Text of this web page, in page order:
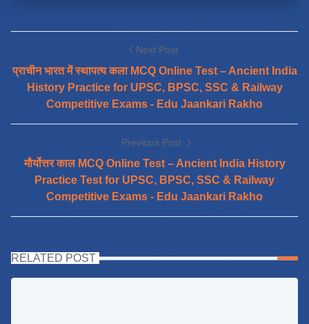
Next Post
प्राचीन भारत में स्थापत्य कला MCQ Online Test – Ancient India
History Practice for UPSC, BPSC, SSC & Railway
Competitive Exams - Edu Jaankari Rakho
Previous Post
मौर्योत्तर काल MCQ Online Test – Ancient India History
Practice Test for UPSC, BPSC, SSC & Railway
Competitive Exams - Edu Jaankari Rakho
RELATED POST